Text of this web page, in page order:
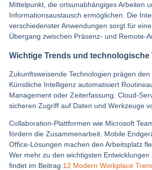
Mittelpunkt, die ortsunabhängiges Arbeiten
Informationsaustausch ermöglichen. Die
verschiedenster Anwendungen sorgt für
Übergang zwischen Präsenz- und Remote-
Wichtige Trends und technologische
Zukunftsweisende Technologien prägen den
Künstliche Intelligenz automatisiert
Management oder Zeiterfassung. Cloud-
sicheren Zugriff auf Daten und Werkzeuge
Collaboration-Plattformen wie Microsoft
fördern die Zusammenarbeit. Mobile
Office-Lösungen machen den Arbeitsplatz
Wer mehr zu den wichtigsten Entwicklungen
findet im Beitrag 12 Modern Workplace